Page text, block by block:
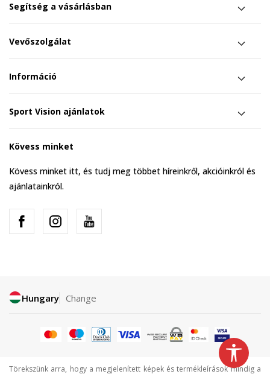
Segítség a vásárlásban
Vevőszolgálat
Információ
Sport Vision ajánlatok
Kövess minket
Kövess minket itt, és tudj meg többet híreinkről, akcióinkról és
ajánlatainkról.
Hungary Change
Törekszünk arra, hogy a megjelenített képek és termékleírások mindig a